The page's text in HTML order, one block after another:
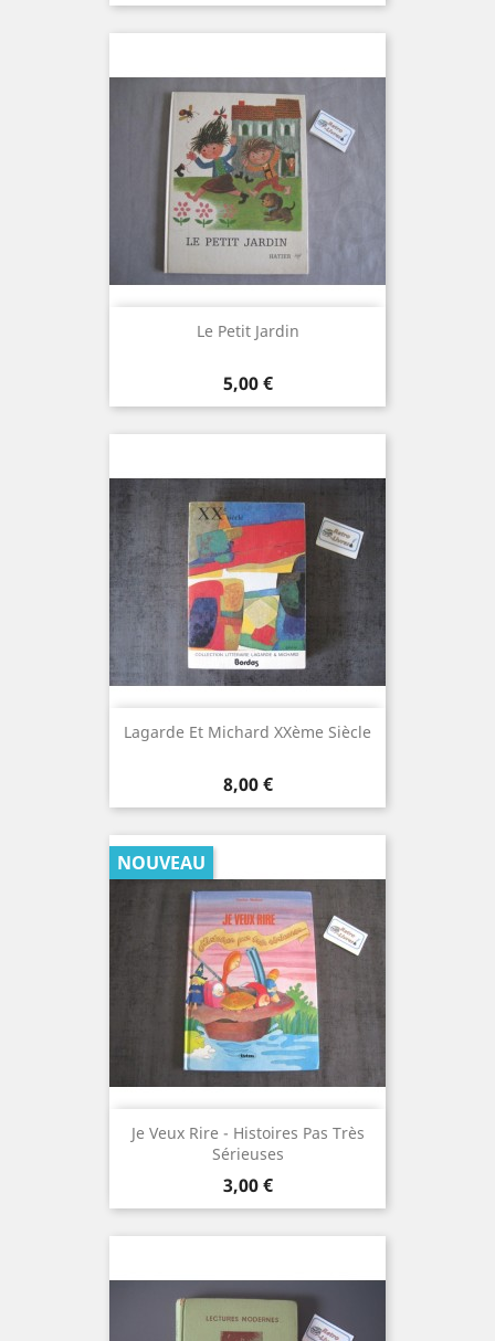
Le Petit Jardin
Prix
5,00 €
Lagarde Et Michard XXème Siècle
Prix
8,00 €
Je Veux Rire - Histoires Pas Très
Sérieuses
Prix
3,00 €
NOUVEAU